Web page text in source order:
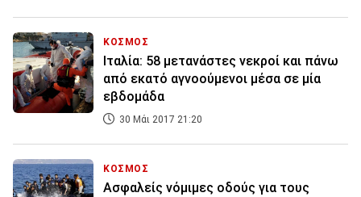
ΚΟΣΜΟΣ
Ιταλία: 58 μετανάστες νεκροί και πάνω
από εκατό αγνοούμενοι μέσα σε μία
εβδομάδα
30 Μάι 2017 21:20
ΚΟΣΜΟΣ
Ασφαλείς νόμιμες οδούς για τους